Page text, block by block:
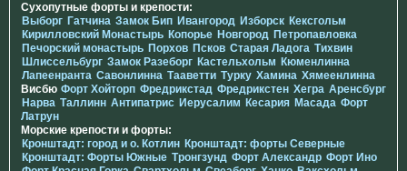
Сухопутные форты и крепости:
Выборг Гатчина Замок Бип Ивангород Изборск Кексгольм
Кирилловский Монастырь Копорье Новгород Петропавловка
Печорcкий монастырь Порхов Псков Старая Ладога Тихвин
Шлиссельбург Замок Разеборг Кастельхольм Кюменлинна
Лапеенранта Савонлинна Тааветти Турку Хамина Хямеенлинна
Висбю Форт Хойторп Фредрикстад Фредрикстен Хегра Аренсбург
Нарва Таллинн Антипатрис Иерусалим Кесария Масада Форт
Латрун
Морские крепости и форты:
Кронштадт: город и о. Котлин Кронштадт: форты Северные
Кронштадт: Форты Южные Тронгзунд Форт Александр Форт Ино